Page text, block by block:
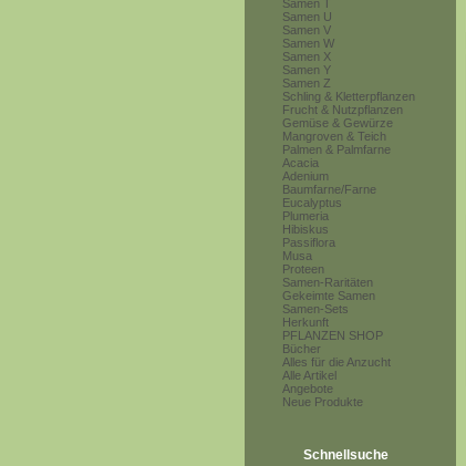
Samen T
Samen U
Samen V
Samen W
Samen X
Samen Y
Samen Z
Schling & Kletterpflanzen
Frucht & Nutzpflanzen
Gemüse & Gewürze
Mangroven & Teich
Palmen & Palmfarne
Acacia
Adenium
Baumfarne/Farne
Eucalyptus
Plumeria
Hibiskus
Passiflora
Musa
Proteen
Samen-Raritäten
Gekeimte Samen
Samen-Sets
Herkunft
PFLANZEN SHOP
Bücher
Alles für die Anzucht
Alle Artikel
Angebote
Neue Produkte
Schnellsuche